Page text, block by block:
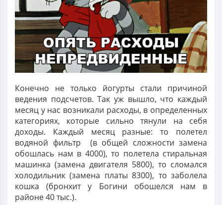
Конечно не только йогурты стали причиной
ведения подсчетов. Так уж вышло, что каждый
месяц у нас возникали расходы, в определенных
категориях, которые сильно тянули на себя
доходы. Каждый месяц разные: то полетел
водяной фильтр (в общей сложности замена
обошлась нам в 4000), то полетела стиральная
машинка (замена двигателя 5800), то сломался
холодильник (замена платы 8300), то заболела
кошка (бронхит у Богини обошелся нам в
районе 40 тыс.).